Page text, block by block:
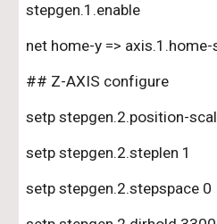
stepgen.1.enable
net home-y => axis.1.home-
## Z-AXIS configure
setp stepgen.2.position-
setp stepgen.2.steplen 1
setp stepgen.2.stepspace 0